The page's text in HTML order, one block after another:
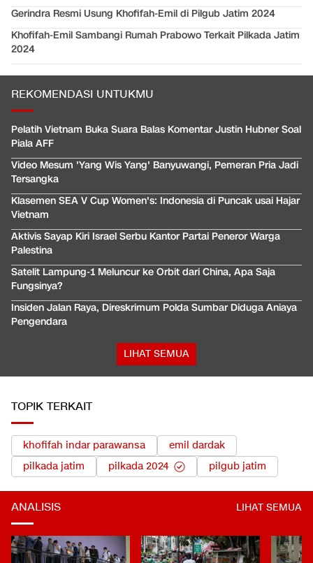
Gerindra Resmi Usung Khofifah-Emil di Pilgub Jatim 2024
Khofifah-Emil Sambangi Rumah Prabowo Terkait Pilkada Jatim
2024
REKOMENDASI UNTUKMU
Pelatih Vietnam Buka Suara Balas Komentar Justin Hubner Soal
Piala AFF
Video Mesum 'Yang Wis Yang' Banyuwangi, Pemeran Pria Jadi
Tersangka
Klasemen SEA V Cup Women's: Indonesia di Puncak usai Hajar
Vietnam
Aktivis Sayap Kiri Israel Serbu Kantor Partai Peneror Warga
Palestina
Satelit Lampung-1 Meluncur ke Orbit dari China, Apa Saja
Fungsinya?
Insiden Jalan Raya, Direskrimum Polda Sumbar Diduga Aniaya
Pengendara
LIHAT SEMUA
TOPIK TERKAIT
khofifah indar parawansa
emil dardak
pilkada jatim
pilkada 2024 pilgub jatim
ANALISIS LIHAT SEMUA